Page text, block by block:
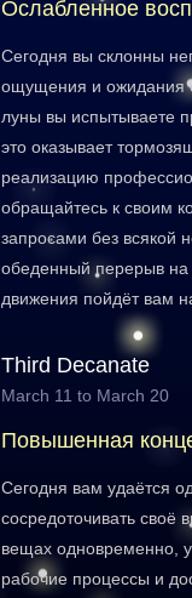
Ослабленное
Сегодня вы склонны
ощущения и ожидания
луны вы испытываете
это оказывает
реализацию
обращайтесь к своим
запросами без всякой
обеденный перерыв на
движения пойдёт вам
Third Decanate
March 11 to March 20
Повышенная
Сегодня вам удаётся
сосредоточивать своё
вещах одновременно,
рабочие процессы и